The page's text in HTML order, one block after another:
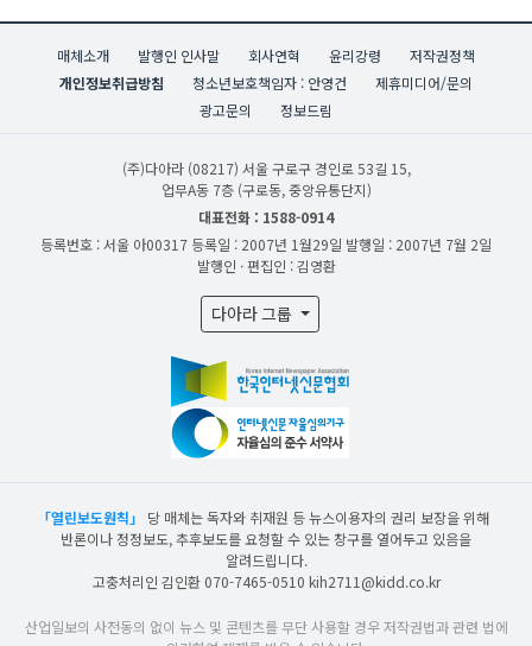
매체소개 발행인 인사말 회사연혁 윤리강령
저작권정책
개인정보취급방침
청소년보호책임자 : 안영건
제휴미디어/문의
광고문의
정보드림
(주)다아라 (08217) 서울 구로구 경인로 53길 15,
업무A동 7층 (구로동, 중앙유통단지)
대표전화 : 1588-0914
등록번호 : 서울 아00317 등록일 : 2007년 1월29일 발행일 : 2007년 7월 2일
발행인 · 편집인 : 김영환
다아라 그룹
「열린보도원칙」
당 매체는 독자와 취재원 등 뉴스이용자의 권리 보장을 위해
반론이나 정정보도, 추후보도를 요청할 수 있는 창구를 열어두고 있음을
알려드립니다.
고충처리인 김인환 070-7465-0510 kih2711@kidd.co.kr
산업일보의 사전동의 없이 뉴스 및 콘텐츠를 무단 사용할 경우 저작권법과 관련 법에